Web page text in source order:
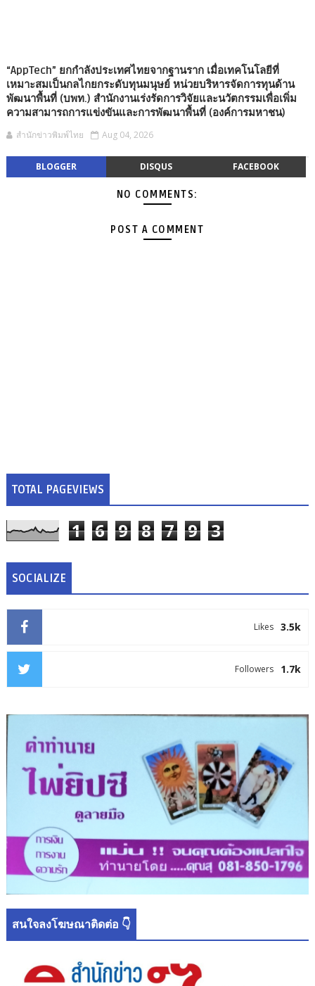
“AppTech” ยกกำลังประเทศไทยจากฐานราก เมื่อเทคโนโลยีที่
เหมาะสมเป็นกลไกยกระดับทุนมนุษย์ หน่วยบริหารจัดการทุนด้าน
พัฒนาพื้นที่ (บพท.) สำนักงานเร่งรัดการวิจัยและนวัตกรรมเพื่อเพิ่ม
ความสามารถการแข่งขันและการพัฒนาพื้นที่ (องค์การมหาชน)
สำนักข่าวพิมพ์ไทย Aug 04, 2026
BLOGGER DISQUS FACEBOOK
NO COMMENTS:
POST A COMMENT
TOTAL PAGEVIEWS
1 6 9 8 7 9 3
SOCIALIZE
3.5k
Likes
1.7k
Followers
สนใจลงโฆษณาติดต่อ 👇